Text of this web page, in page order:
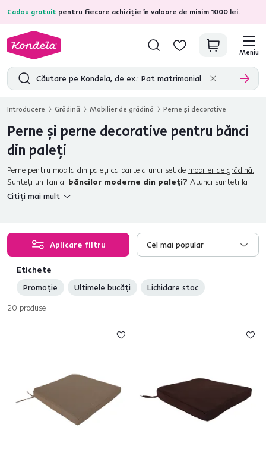
Cadou gratuit pentru fiecare achiziție în valoare de minim 1000 lei.
4,7 31.157 recenzii de produs verificate
Meniu
Introducere Grădină Mobilier de grădină Perne şi decorative
Perne şi perne decorative pentru bănci
din paleţi
Perne pentru mobila din paleţi ca parte a unui set de mobilier de grădină.
Sunteţi un fan al băncilor moderne din paleţi? Atunci sunteţi la
locul potrivit! Banca de grădină din lemn din paleţi vă va oferi un loc ideal,
oameni. În plus, îl puteţi perfecţiona cu noi!Pernele de şezut pentru
paleţi
pe care le oferim nu sunt doar confortabile, ci completează şi
designul general al paletilor care e, în general, inconfortabil. Pentru a face
Pernele pentru şedere şi pernele decorativesunt potrivite
mulţumi ochii multora. Indiferent dacă căutaţi perne decorative pentru
Valoarea adăugată va fi calitatea şi viaţa lungă.
Citiți mai mult
Aplicare filtru Cel mai popular
Etichete
Promoție
Ultimele bucăți
Lichidare stoc
20 produse